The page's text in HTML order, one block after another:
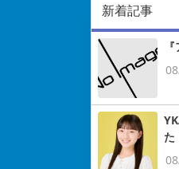
新着記事
た